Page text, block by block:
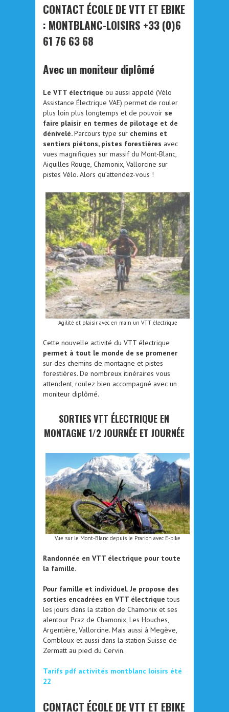
CONTACT ÉCOLE DE VTT ET EBIKE
: MONTBLANC-LOISIRS +33 (0)6
61 76 63 68
Avec un moniteur diplômé
Le VTT électrique ou aussi appelé (Vélo
Assistance Électrique VAE) permet de rouler
plus loin plus longtemps et de pouvoir se
faire plaisir en termes de pilotage et de
dénivelé.Parcours type sur chemins et
sentiers piétons, pistes forestières avec
vues magnifiques sur massif du Mont-Blanc,
Aiguilles Rouge, Chamonix, Vallorcine sur
pistes Vélo. Alors qu’attendez-vous !
Agilité et plaisir avec en main un VTT électrique
Cette nouvelle activité du VTT électrique
permet à tout le monde de se promener
sur des chemins de montagne et pistes
forestières. De nombreux itinéraires vous
attendent, roulez bien accompagné avec un
moniteur diplômé.
SORTIES VTT ÉLECTRIQUE EN
MONTAGNE 1/2 JOURNÉE ET JOURNÉE
Vue sur le Mont-Blanc depuis le Prarion avec E-bike
Randonnée en VTT électrique pour toute
la famille.
Pour famille et individuel. Je propose des
sorties encadrées en VTT électrique tous
les jours dans la station de Chamonix et ses
alentour Praz de Chamonix, Les Houches,
Argentière, Vallorcine. Mais aussi à Megève,
Combloux et aussi dans la station Suisse de
Zermatt au pied du Cervin.
Tarifs pdf activités montblanc loisirs été
22
CONTACT ÉCOLE DE VTT ET EBIKE